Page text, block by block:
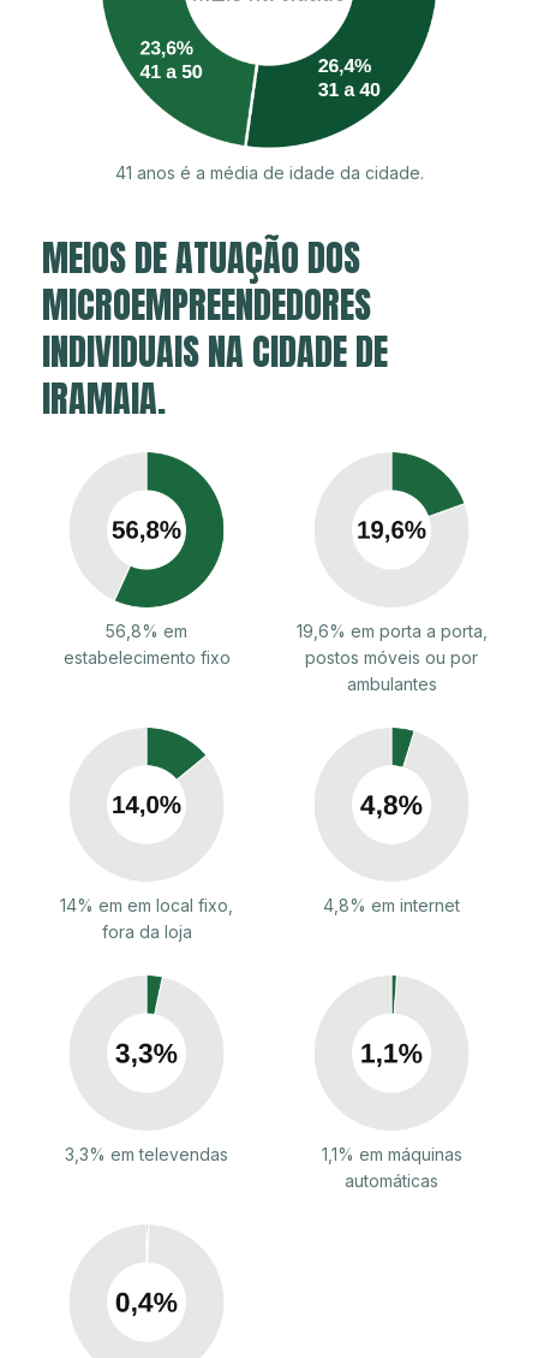
41 anos é a média de idade da cidade.
MEIOS DE ATUAÇÃO DOS
MICROEMPREENDEDORES
INDIVIDUAIS NA CIDADE DE
IRAMAIA.
56,8% em
estabelecimento fixo
19,6% em porta a porta,
postos móveis ou por
ambulantes
14% em em local fixo,
fora da loja
4,8% em internet
3,3% em televendas
1,1% em máquinas
automáticas